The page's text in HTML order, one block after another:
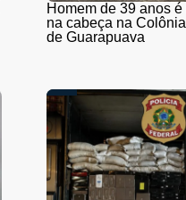
Homem de 39 anos
na cabeça na
de Guarapuava